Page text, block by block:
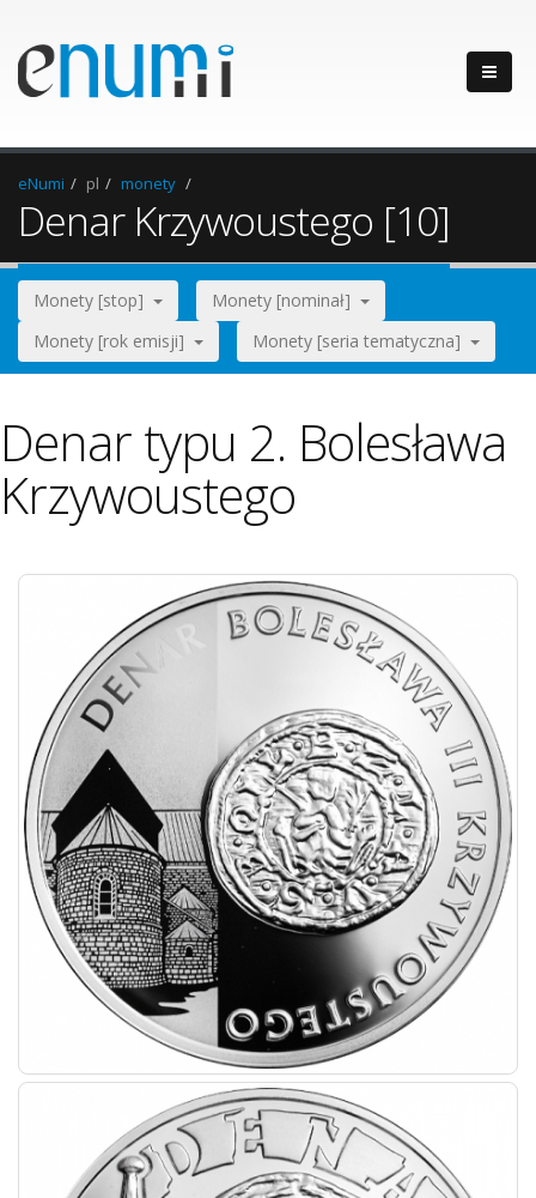
eNumi pl monety
Denar Krzywoustego [10]
Monety [stop]
Monety [nominał]
Monety [rok emisji]
Monety [seria tematyczna]
Denar typu 2. Bolesława
Krzywoustego